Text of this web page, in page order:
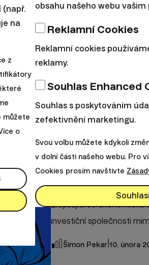
Trhům se i loni mimořádně
účtech krásného
Výsledky Finaxu
Výsledky
Zlepšující se ekonomická
investiční společnosti
Šimon Pekar 10. února
na
z
můžete
o
obsahu našeho webu
Reklamní Cookies
Reklamní cookies
reklamy.
Souhlas Enhanced
Souhlas s poskytováním
zefektivnění marketingu.
Svou volbu můžete kdykoli
v dolní části našeho webu. Pro
Cookies prosím navštivte